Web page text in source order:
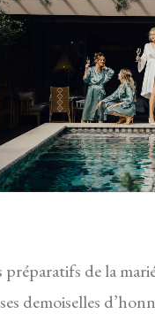
de la
demoiselles